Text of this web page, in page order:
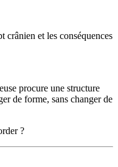
crânien et les conséquences
procure une structure
de forme, sans changer de
?